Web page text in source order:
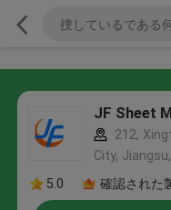
JF Sheet
212,
City,
5.0
確認された